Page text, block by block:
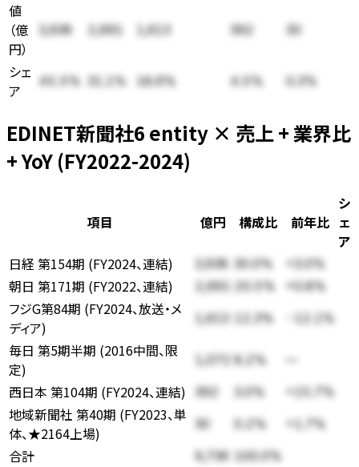
値
（億
円）
3,938 2,691 1,613 392 30
シェ
ア
45.5 % 31.1 % 18.6% 4.5 % 0.3%
EDINET新聞社6 entity × 売上 + 業界比
+ YoY (FY2022-2024)
項目 億円 構成比 前年比
シ
ェ
ア
日経 第154期 (FY2024、連結)
3,938 30.0% +3.0%
朝日 第171期 (FY2022、連結) 2,691 20.5 % +0.8%
フジG第84期 (FY2024、放送・メ
ディア)
1,613 12.3% -12.1%
毎日 第5期半期 (2016中間、限
定)
1,072 8.2 %
西日本 第104期 (FY2024、連結) 392 3.0% +15.7%
地域新聞社 第40期 (FY2023、単
体、★2164上場)
30 % +1.7%
合計 9,736 100.0%